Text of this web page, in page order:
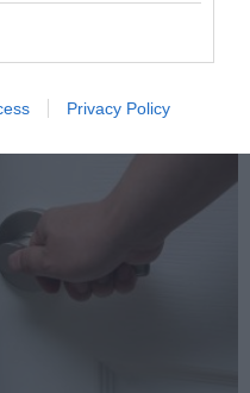
Privacy Policy